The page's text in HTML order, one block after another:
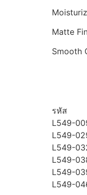
Matte
Smooth
รหัส
L549-
L549-
L549-
L549-
L549-
L549-